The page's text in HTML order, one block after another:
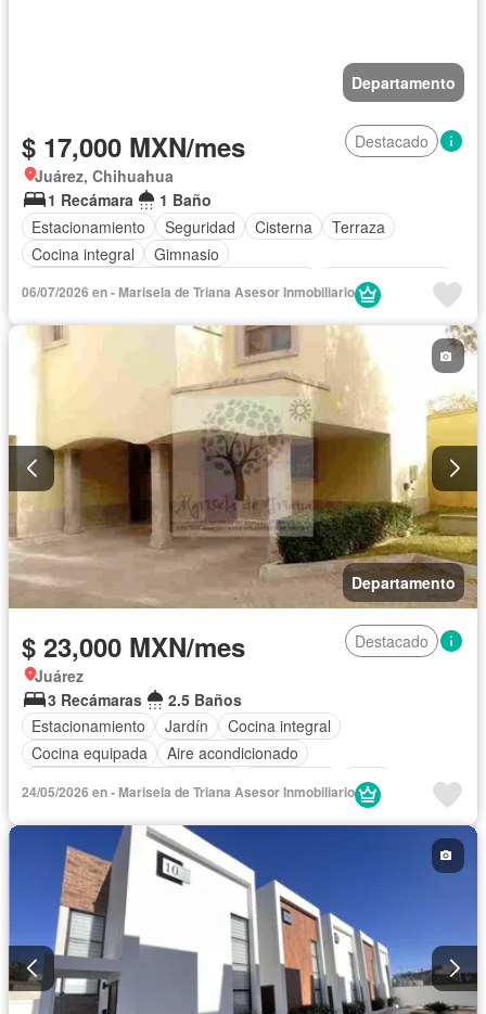
Departamento
$ 17,000 MXN/mes
Destacado
Juárez, Chihuahua
1 Recámara
1 Baño
Estacionamiento
Seguridad Cisterna
Terraza
Cocina integral
Gimnasio
Cocina equipada
Aire acondicionado
Circuito cerrado de televisión
Electricidad
Agua
Cuarto de Limpieza
Televisión por cable
Calefacción
Asador
Recámara con closet
Conserje
Completamente amueblado
06/07/2026 en - Marisela de Triana Asesor Inmobiliario
Departamento
$ 23,000 MXN/mes
Destacado
Juárez
3 Recámaras
2.5 Baños
Estacionamiento
Jardín
Cocina integral
Cocina equipada
Aire acondicionado
Agua
Recámara con closet
Wifi Parcialmente amueblado
24/05/2026 en - Marisela de Triana Asesor Inmobiliario